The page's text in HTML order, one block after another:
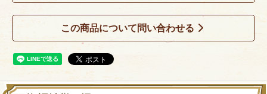
この商品について問い合わせる